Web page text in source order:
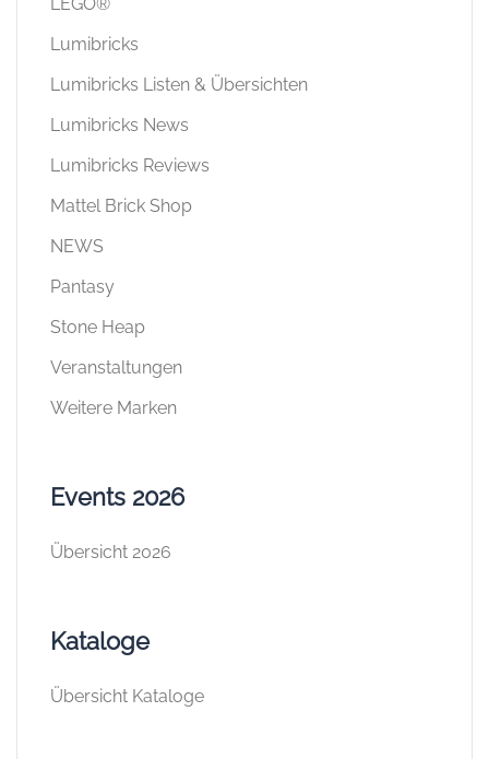
Lumibricks
Lumibricks Listen & Übersichten
Lumibricks News
Lumibricks Reviews
Mattel Brick Shop
NEWS
Pantasy
Stone Heap
Veranstaltungen
Weitere Marken
Events 2026
Übersicht 2026
Kataloge
Übersicht Kataloge